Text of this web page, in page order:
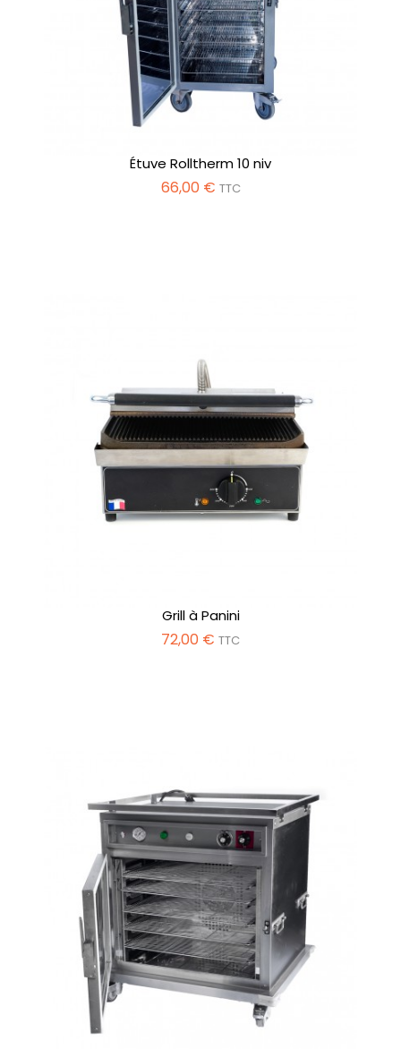
Étuve Rolltherm 10 niv
66,00 € TTC
Grill à Panini
72,00 € TTC